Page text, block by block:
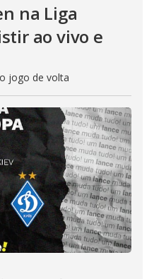
na Liga
ao vivo e
jogo de volta